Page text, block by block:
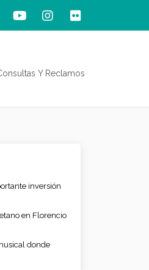
Y Reclamos
inversión
en Florencio
donde